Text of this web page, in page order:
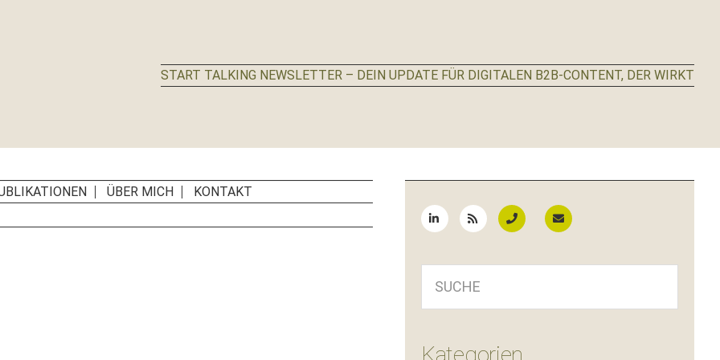
START TALKING NEWSLETTER – DEIN UPDATE FÜR DIGITALEN B2B-CONTENT, DER WIRKT
ÜBER MICH
KONTAKT